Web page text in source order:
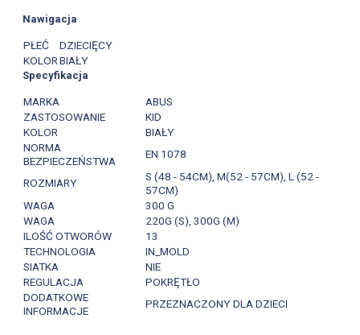
Nawigacja
PŁEĆ
DZIECIĘCY
KOLORBIAŁY
Specyfikacja
MARKA
ABUS
ZASTOSOWANIE
KID
KOLOR
BIAŁY
NORMA
BEZPIECZEŃSTWA
EN 1078
ROZMIARY
S (48 - 54CM), M(52 - 57CM), L (52 -
57CM)
WAGA
300 G
WAGA
220G (S), 300G (M)
ILOŚĆ OTWORÓW
13
TECHNOLOGIA
IN_MOLD
SIATKA
NIE
REGULACJA
POKRĘTŁO
DODATKOWE
INFORMACJE
PRZEZNACZONY DLA DZIECI